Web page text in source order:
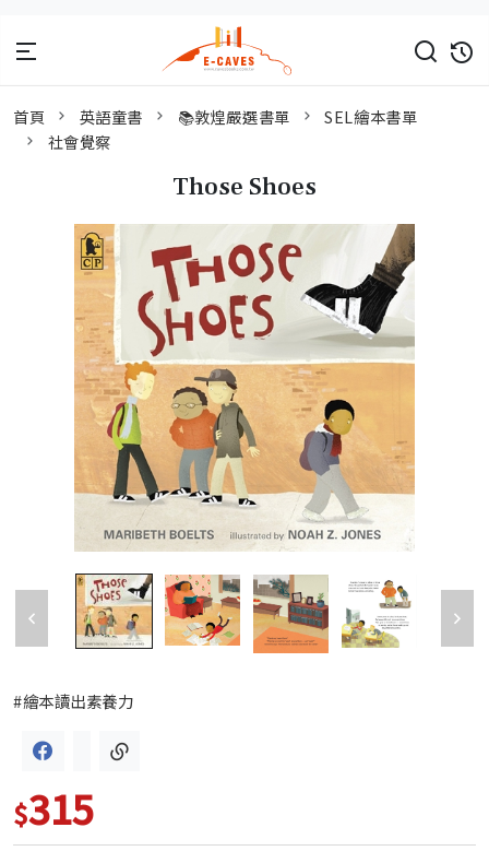
首頁 英語童書 📚敦煌嚴選書單
SEL繪本書單
社會覺察
Those Shoes
#繪本讀出素養力
$315